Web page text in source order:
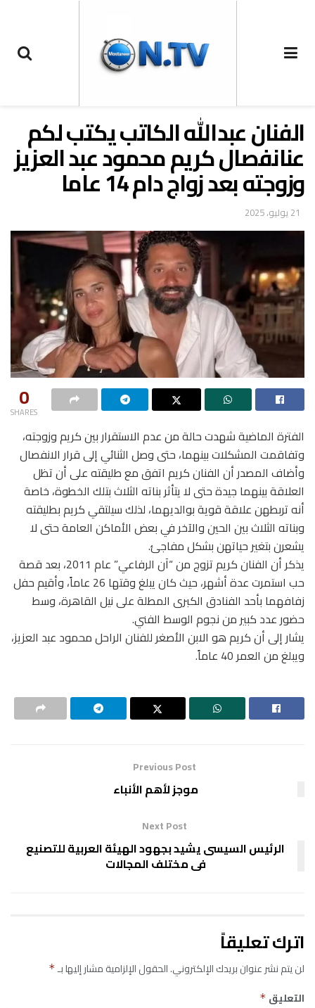
الفنان عبدالله الكاتب يكتب لكم
عنانفصال كريم محمود عبد العزيز
وزوجته بعد زواج دام 14 عاما
21 يوليو، 2025
0
SHARES
الفترة الماضية شهدت حالة من عدم الاستقرار بين كريم وزوجته،
وتفاقمت المشكلات بينهما، حتى وصل الثنائي إلى قرار الانفصال
وأضاف المصدر أن الفنان كريم اتفق مع طليقته على أن تظل
العلاقة بينهما جيدة حتى لا يتأثر بناته الثلاث بتلك الخطوة، خاصة
أنه تربطهن علاقة قوية بوالديهما، لذلك سيلتقي كريم بطليقته
وبناته الثلاث بين الحين والآخر في بعض الأماكن العامة حتى لا
يشعرن بتغير حياتهن بشكل مفاجئ.
يذكر أن الفنان كريم تزوج من “آن الرفاعي” عام 2011، بعد قصة
حب استمرت عدة أشهر، حيث كان يبلغ وقتها 26 عاماً، وأقيم حفل
زفافهما بأحد الفنادق الكبرى المطلة على نيل القاهرة، وسط
حضور عدد كبير من نجوم الوسط الفني.
يشار إلى أن كريم هو الابن الأصغر للفنان الراحل محمود عبد العزيز،
ويبلغ من العمر 40 عاماً.
Previous Post
موجز لأهم الأنباء
Next Post
الرئيس السيسى يشيد بجهود الهيئة العربية للتصنيع
فى مختلف المجالات
اترك تعليقاً
لن يتم نشر عنوان بريدك الإلكتروني.الحقول الإلزامية مشار إليها بـ*
التعليق *